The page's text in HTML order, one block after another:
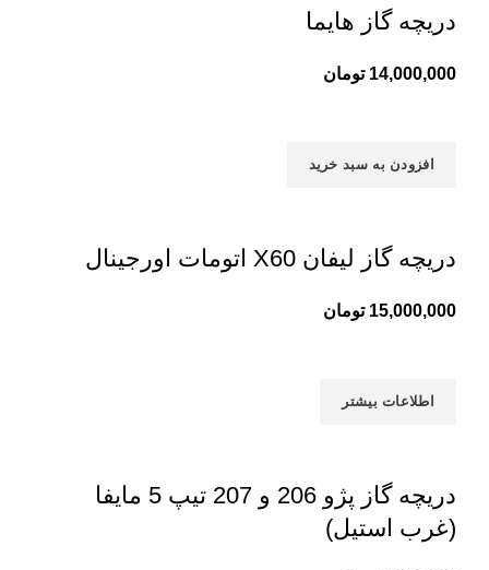
دریچه گاز هایما
14,000,000 تومان
افزودن به سبد خرید
دریچه گاز لیفان X60 اتومات اورجینال
15,000,000 تومان
اطلاعات بیشتر
دریچه گاز پژو 206 و 207 تیپ 5 مایفا
(غرب استیل)